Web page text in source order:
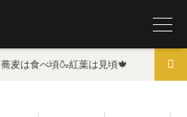
蕎麦は食べ頃🍶紅葉は見頃🍁